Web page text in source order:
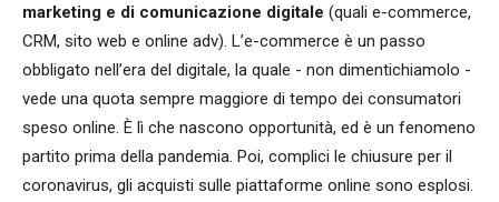
marketing e di comunicazione digitale (quali e-commerce,
CRM, sito web e online adv). L’e-commerce è un passo
obbligato nell’era del digitale, la quale - non dimentichiamolo -
vede una quota sempre maggiore di tempo dei consumatori
speso online. È lì che nascono opportunità, ed è un fenomeno
partito prima della pandemia. Poi, complici le chiusure per il
coronavirus, gli acquisti sulle piattaforme online sono esplosi.